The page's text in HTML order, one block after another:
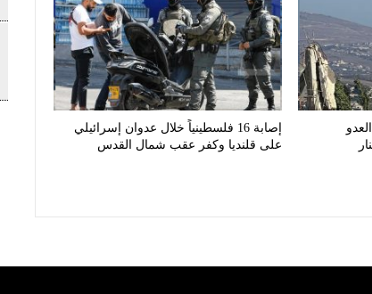
العدو
إصابة 16 فلسطينياً خلال عدوان إسرائيلي
على قلنديا وكفر عقب شمال القدس